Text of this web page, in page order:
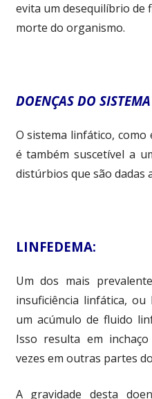
evita um desequilíbrio de
morte do organismo.
DOENÇAS DO
O sistema linfático,
é também suscetível a
distúrbios que são dadas
LINFEDEMA:
Um dos mais
insuficiência linfática, ou
um acúmulo de fluido
Isso resulta em
vezes em outras partes
A gravidade desta